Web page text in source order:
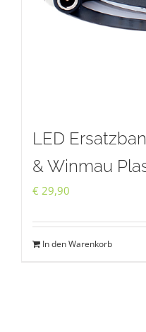
LED
& Winmau
€ 29,90
In den Warenkorb